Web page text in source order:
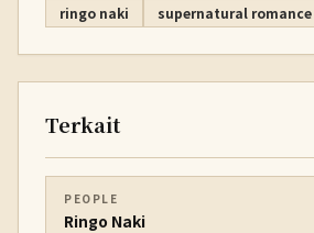
ringo naki
supernatural romance
Terkait
PEOPLE
Ringo Naki